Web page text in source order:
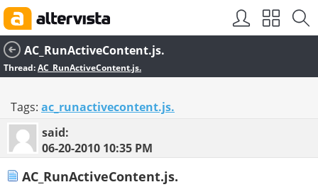
AC_RunActiveContent.js.
Thread:AC_RunActiveContent.js.
Tags: ac_runactivecontent.js.
said:
06-20-2010 10:35 PM
AC_RunActiveContent.js.